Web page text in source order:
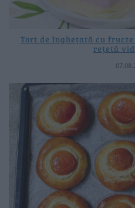
Tort de înghețată cu
rețetă